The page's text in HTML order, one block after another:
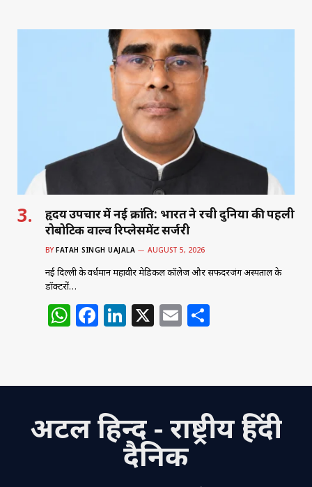
at c
e
b
o
k
k
e
dI
n
ai
l
ar
e
हृदय उपचार में नई क्रांति: भारत ने रची दुनिया की पहली
रोबोटिक वाल्व रिप्लेसमेंट सर्जरी
BY FATAH SINGH UAJALA AUGUST 5, 2026
नई दिल्ली के वर्धमान महावीर मेडिकल कॉलेज और सफदरजंग अस्पताल के
डॉक्टरों…
W
s
p
p
F
e
o
o
Li
e
n
X E
l e
अटल हिन्द - राष्ट्रीय हिंदी
दैनिक